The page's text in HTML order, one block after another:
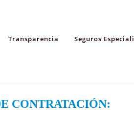
Transparencia Seguros
CONTRATACIÓN: